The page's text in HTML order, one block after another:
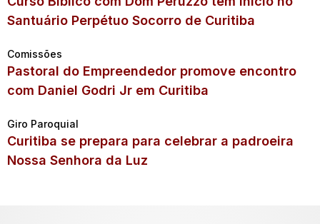
Santuário Perpétuo Socorro de Curitiba
Comissões
Pastoral do Empreendedor promove encontro
com Daniel Godri Jr em Curitiba
Giro Paroquial
Curitiba se prepara para celebrar a padroeira
Nossa Senhora da Luz